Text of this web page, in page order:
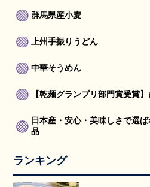
群馬県産小麦
上州手振りうどん
中華そうめん
【乾麺グランプリ部門賞受賞
日本産・安心・美味しさで選
品
ランキング